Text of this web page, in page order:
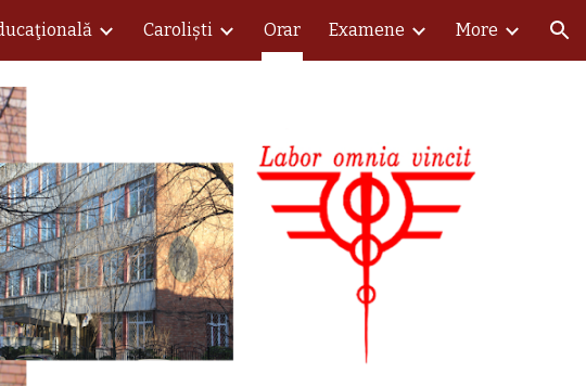
to navigation Caroliști Orar Examene More